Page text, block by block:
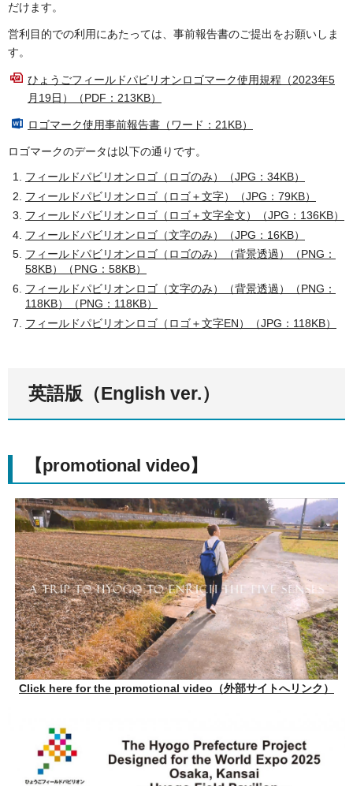
だけます。
営利目的での利用にあたっては、事前報告書のご提出をお願いしま
す。
ひょうごフィールドパビリオンロゴマーク使用規程（2023年5
月19日）（PDF：213KB）
ロゴマーク使用事前報告書（ワード：21KB）
ロゴマークのデータは以下の通りです。
フィールドパビリオンロゴ（ロゴのみ）（JPG：34KB）
フィールドパビリオンロゴ（ロゴ＋文字）（JPG：79KB）
フィールドパビリオンロゴ（ロゴ＋文字全文）（JPG：136KB）
フィールドパビリオンロゴ（文字のみ）（JPG：16KB）
フィールドパビリオンロゴ（ロゴのみ）（背景透過）（PNG：
58KB）（PNG：58KB）
フィールドパビリオンロゴ（文字のみ）（背景透過）（PNG：
118KB）（PNG：118KB）
フィールドパビリオンロゴ（ロゴ＋文字EN）（JPG：118KB）
英語版（English ver.）
【promotional video】
Click here for the promotional video（外部サイトへリンク）